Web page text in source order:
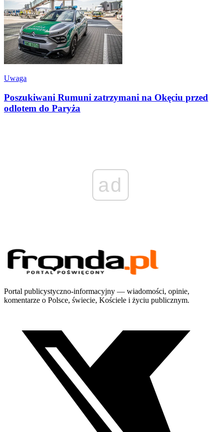
Uwaga
Poszukiwani Rumuni zatrzymani na Okęciu przed
odlotem do Paryża
ad
Portal publicystyczno-informacyjny — wiadomości, opinie,
komentarze o Polsce, świecie, Kościele i życiu publicznym.